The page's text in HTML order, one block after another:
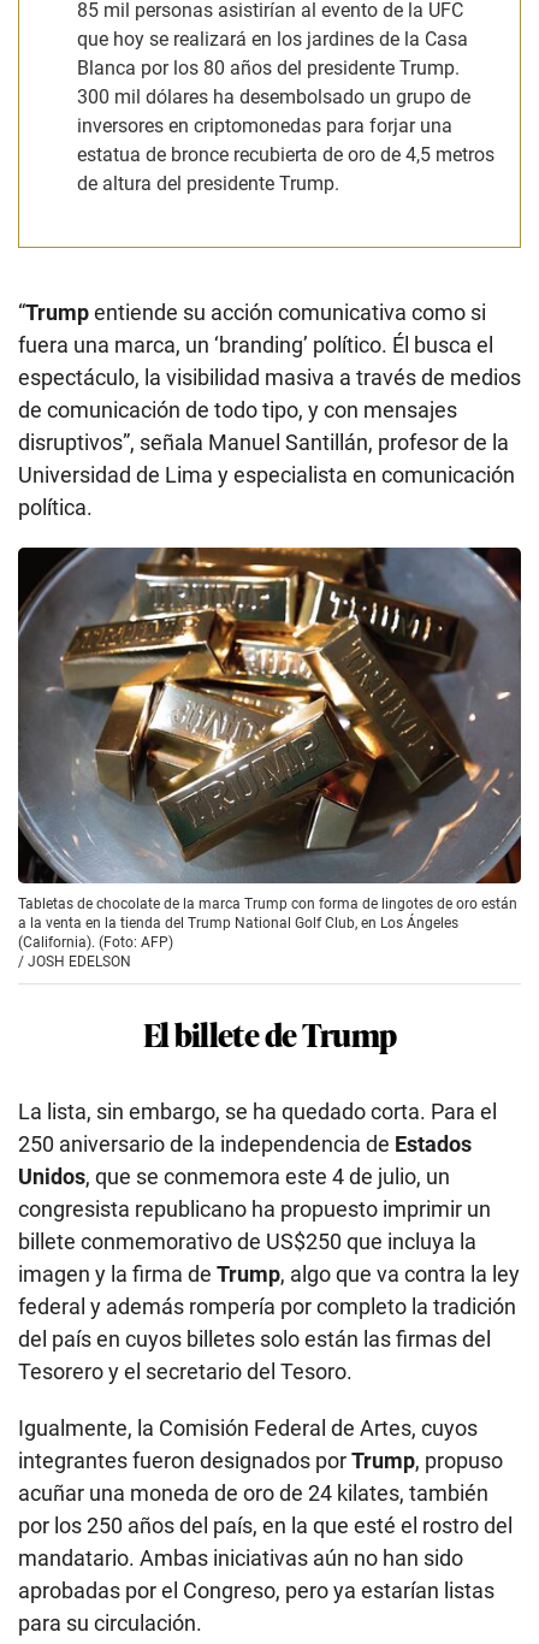
85 mil personas asistirían al evento de la UFC
que hoy se realizará en los jardines de la Casa
Blanca por los 80 años del presidente Trump.
300 mil dólares ha desembolsado un grupo de
inversores en criptomonedas para forjar una
estatua de bronce recubierta de oro de 4,5 metros
de altura del presidente Trump.
“Trumpentiende su acción comunicativa como si
fuera una marca, un ‘branding’ político. Él busca el
espectáculo, la visibilidad masiva a través de medios
de comunicación de todo tipo, y con mensajes
disruptivos”, señala Manuel Santillán, profesor de la
Universidad de Lima y especialista en comunicación
política.
Tabletas de chocolate de la marca Trump con forma de lingotes de oro están
a la venta en la tienda del Trump National Golf Club, en Los Ángeles
(California). (Foto: AFP)
/ JOSH EDELSON
El billete de Trump
La lista, sin embargo, se ha quedado corta. Para el
250 aniversario de la independencia de Estados
Unidos, que se conmemora este 4 de julio, un
congresista republicano ha propuesto imprimir un
billete conmemorativo de US$250 que incluya la
imagen y la firma de Trump, algo que va contra la ley
federal y además rompería por completo la tradición
del país en cuyos billetes solo están las firmas del
Tesorero y el secretario del Tesoro.
Igualmente, la Comisión Federal de Artes, cuyos
integrantes fueron designados porTrump, propuso
acuñar una moneda de oro de 24 kilates, también
por los 250 años del país, en la que esté el rostro del
mandatario. Ambas iniciativas aún no han sido
aprobadas por el Congreso, pero ya estarían listas
para su circulación.